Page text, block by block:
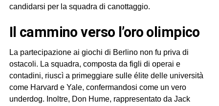
candidarsi per la squadra di canottaggio.
Il cammino verso l’oro olimpico
La partecipazione ai giochi di Berlino non fu priva di
ostacoli. La squadra, composta da figli di operai e
contadini, riuscì a primeggiare sulle élite delle università
come Harvard e Yale, confermandosi come un vero
underdog. Inoltre, Don Hume, rappresentato da Jack